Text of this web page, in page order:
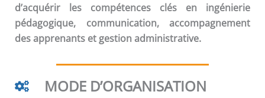
d’acquérir les compétences clés en ingénierie
pédagogique, communication, accompagnement
des apprenants et gestion administrative.
MODE D’ORGANISATION